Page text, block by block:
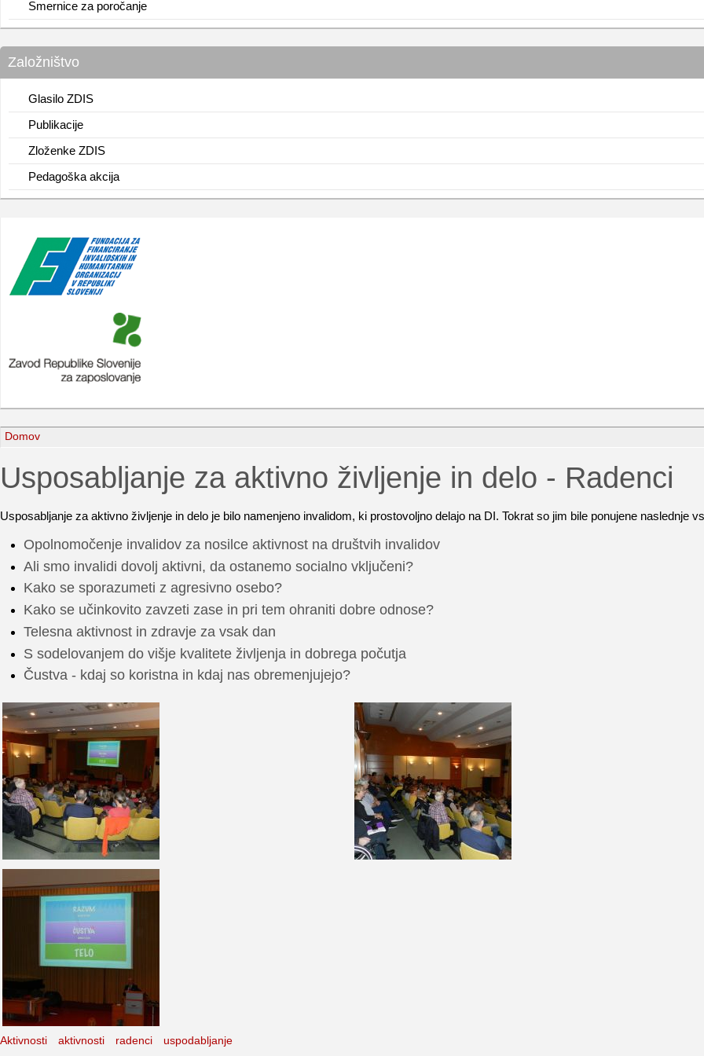
Smernice za poročanje
Založništvo
Glasilo ZDIS
Publikacije
Zloženke ZDIS
Pedagoška akcija
Domov
Usposabljanje za aktivno življenje in delo - Radenci
Usposabljanje za aktivno življenje in delo je bilo namenjeno invalidom, ki prostovoljno delajo na DI. Tokrat so jim bile ponujene naslednje
Opolnomočenje invalidov za nosilce aktivnost na društvih invalidov
Ali smo invalidi dovolj aktivni, da ostanemo socialno vključeni?
Kako se sporazumeti z agresivno osebo?
Kako se učinkovito zavzeti zase in pri tem ohraniti dobre odnose?
Telesna aktivnost in zdravje za vsak dan
S sodelovanjem do višje kvalitete življenja in dobrega počutja
Čustva - kdaj so koristna in kdaj nas obremenjujejo?
Aktivnosti aktivnosti radenci uspodabljanje